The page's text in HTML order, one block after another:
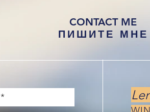
CONTACT ME
ПИШИТЕ МНЕ